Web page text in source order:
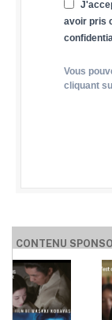
avoir pris
Vous
cliquant
CONTENU